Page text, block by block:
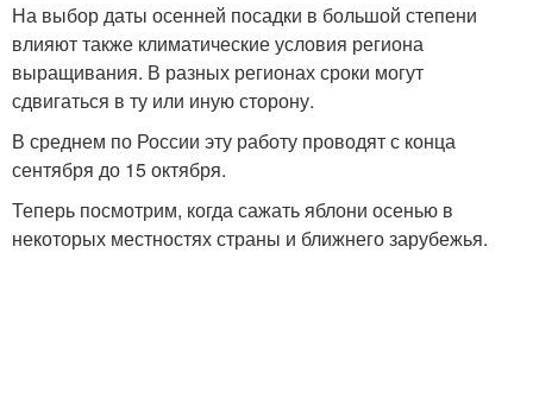
На выбор даты осенней посадки в большой степени
влияют также климатические условия региона
выращивания. В разных регионах сроки могут
сдвигаться в ту или иную сторону.
В среднем по России эту работу проводят с конца
сентября до 15 октября.
Теперь посмотрим, когда сажать яблони осенью в
некоторых местностях страны и ближнего зарубежья.